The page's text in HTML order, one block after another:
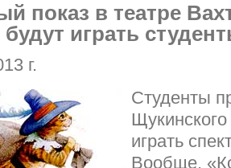
показ в театре
будут играть
г.
Студенты
играть
Вообще,